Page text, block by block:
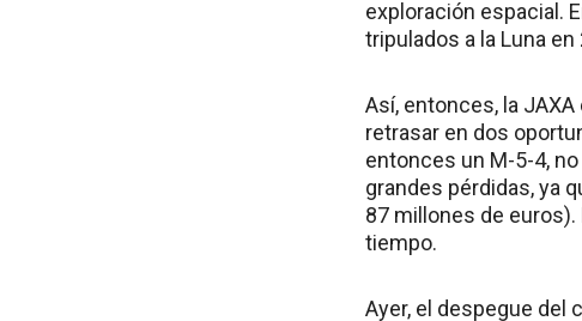
exploración espacial.
tripulados a la Luna en
Así, entonces, la
retrasar en dos
entonces un M-5-4,
grandes pérdidas, ya
87 millones de
tiempo.
Ayer, el despegue del